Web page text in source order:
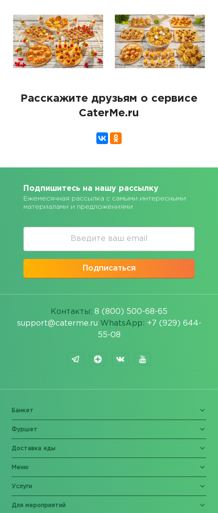
Расскажите друзьям о сервисе
CaterMe.ru
Подпишитесь на нашу рассылку
Ежемесячная рассылка с самыми интересными
материалами и предложениями
Подписаться
Контакты: 8 (800) 500-68-65
support@caterme.ru WhatsApp: +7 (929) 644-
55-08
Банкет
Фуршет
Доставка еды
Меню
Услуги
Для мероприятий